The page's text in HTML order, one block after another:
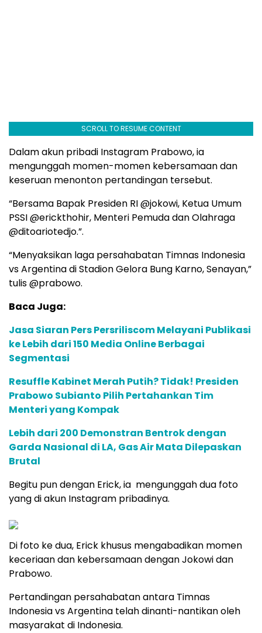
SCROLL TO RESUME CONTENT
Dalam akun pribadi Instagram Prabowo, ia
mengunggah momen-momen kebersamaan dan
keseruan menonton pertandingan tersebut.
“Bersama Bapak Presiden RI @jokowi, Ketua Umum
PSSI @erickthohir, Menteri Pemuda dan Olahraga
@ditoariotedjo.”.
“Menyaksikan laga persahabatan Timnas Indonesia
vs Argentina di Stadion Gelora Bung Karno, Senayan,”
tulis @prabowo.
Baca Juga:
Jasa Siaran Pers Persriliscom Melayani Publikasi
ke Lebih dari 150 Media Online Berbagai
Segmentasi
Resuffle Kabinet Merah Putih? Tidak! Presiden
Prabowo Subianto Pilih Pertahankan Tim
Menteri yang Kompak
Lebih dari 200 Demonstran Bentrok dengan
Garda Nasional di LA, Gas Air Mata Dilepaskan
Brutal
Begitu pun dengan Erick, ia mengunggah dua foto
yang di akun Instagram pribadinya.
Di foto ke dua, Erick khusus mengabadikan momen
keceriaan dan kebersamaan dengan Jokowi dan
Prabowo.
Pertandingan persahabatan antara Timnas
Indonesia vs Argentina telah dinanti-nantikan oleh
masyarakat di Indonesia.